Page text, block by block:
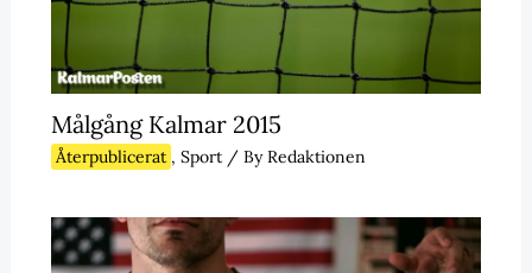
Målgång Kalmar 2015
Återpublicerat , Sport/ ByRedaktionen